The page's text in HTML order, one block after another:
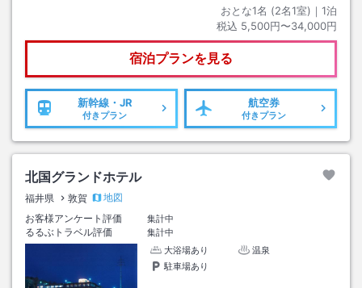
おとな1名 (2名1室)｜ 1泊
税込 5,500円〜34,000円
宿泊プランを見る
新幹線・JR
付きプラン
航空券
付きプラン
北国グランドホテル
福井県 敦賀
地図
お客様アンケート評価
集計中
るるぶトラベル評価
集計中
大浴場あり
温泉
駐車場あり